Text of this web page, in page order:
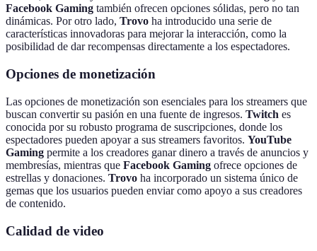
Facebook Gaming también ofrecen opciones sólidas, pero no tan
dinámicas. Por otro lado, Trovo ha introducido una serie de
características innovadoras para mejorar la interacción, como la
posibilidad de dar recompensas directamente a los espectadores.
Opciones de monetización
Las opciones de monetización son esenciales para los streamers que
buscan convertir su pasión en una fuente de ingresos. Twitch es
conocida por su robusto programa de suscripciones, donde los
espectadores pueden apoyar a sus streamers favoritos. YouTube
Gaming permite a los creadores ganar dinero a través de anuncios y
membresías, mientras que Facebook Gaming ofrece opciones de
estrellas y donaciones. Trovo ha incorporado un sistema único de
gemas que los usuarios pueden enviar como apoyo a sus creadores
de contenido.
Calidad de video